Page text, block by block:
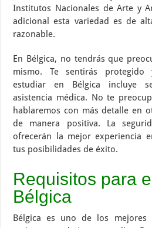
Institutos Nacionales de Arte y
adicional esta variedad es de
razonable.
En Bélgica, no tendrás que
mismo. Te sentirás
estudiar en Bélgica incluye
asistencia médica. No te
hablaremos con más detalle en
de manera positiva. La
ofrecerán la mejor experiencia
tus posibilidades de éxito.
Requisitos para
Bélgica
Bélgica es uno de los mejores